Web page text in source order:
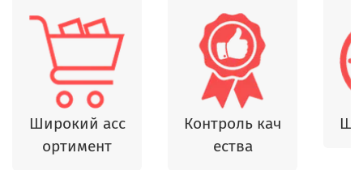
Широкий асс
ортимент
Контроль кач
ества